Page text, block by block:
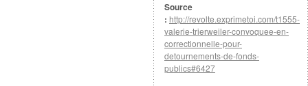
Source
: http://revolte.exprimetoi.com/t1555-
valerie-trierweiler-convoquee-en-
correctionnelle-pour-
detournements-de-fonds-
publics#6427